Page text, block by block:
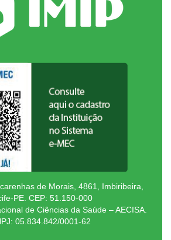
de Morais, 4861, Imbiribeira,
PE. CEP: 51.150-000
de Ciências da Saúde – AECISA.
05.834.842/0001-62